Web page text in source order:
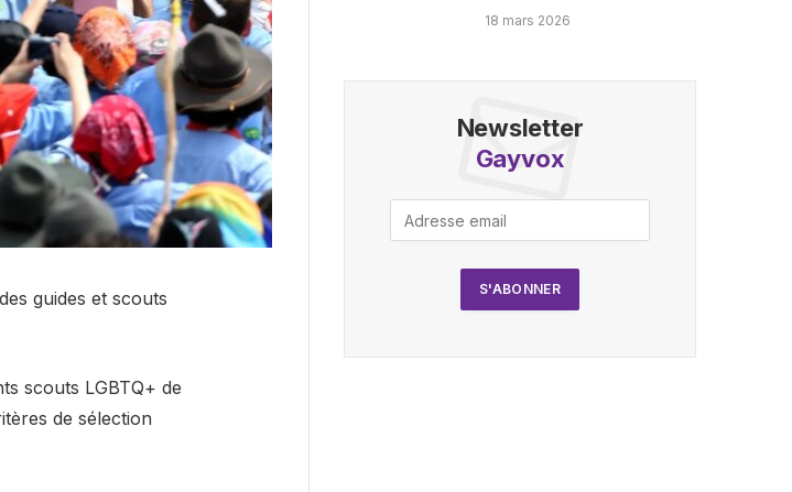
guides et scouts
scouts LGBTQ+ de
de sélection
18 mars 2026
Newsletter
Gayvox